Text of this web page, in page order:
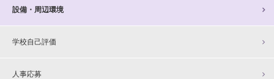
設備・周辺環境
学校自己評価
人事応募